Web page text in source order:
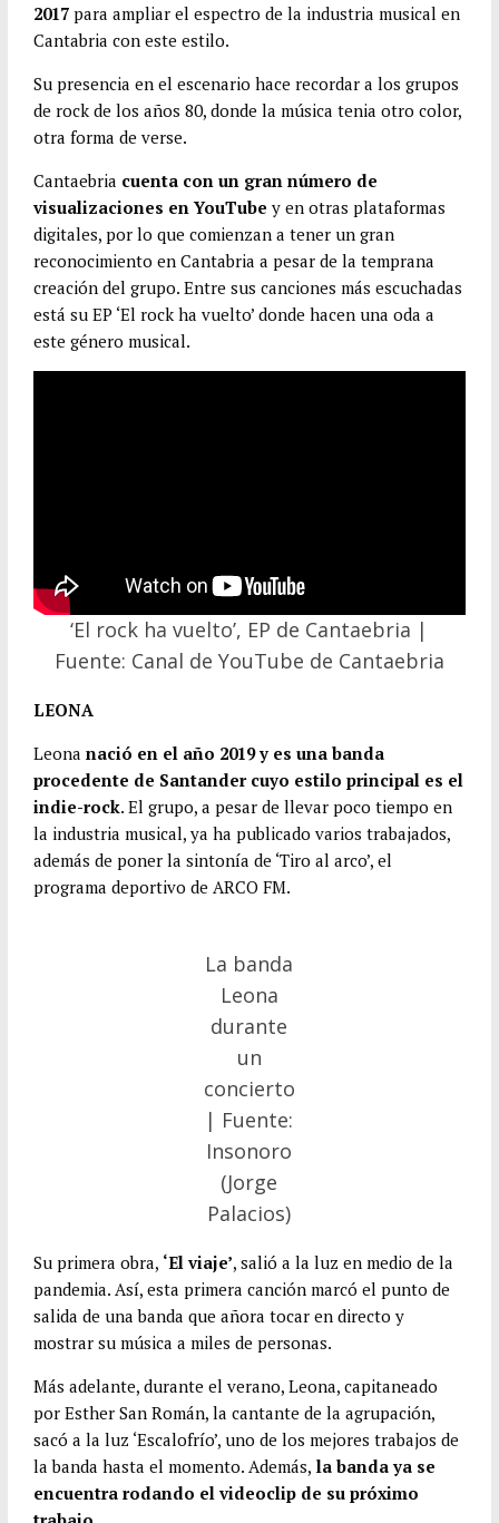
2017 para ampliar el espectro de la industria musical en
Cantabria con este estilo.
Su presencia en el escenario hace recordar a los grupos
de rock de los años 80, donde la música tenia otro color,
otra forma de verse.
Cantaebria cuenta con un gran número de
visualizaciones en YouTube y en otras plataformas
digitales, por lo que comienzan a tener un gran
reconocimiento en Cantabria a pesar de la temprana
creación del grupo. Entre sus canciones más escuchadas
está su EP ‘El rock ha vuelto’ donde hacen una oda a
este género musical.
‘El rock ha vuelto’, EP de Cantaebria |
Fuente: Canal de YouTube de Cantaebria
LEONA
Leona nació en el año 2019 y es una banda
procedente de Santander cuyo estilo principal es el
indie-rock. El grupo, a pesar de llevar poco tiempo en
la industria musical, ya ha publicado varios trabajados,
además de poner la sintonía de ‘Tiro al arco’, el
programa deportivo de ARCO FM.
La banda
Leona
durante
un
concierto
| Fuente:
Insonoro
(Jorge
Palacios)
Su primera obra, ‘El viaje’, salió a la luz en medio de la
pandemia. Así, esta primera canción marcó el punto de
salida de una banda que añora tocar en directo y
mostrar su música a miles de personas.
Más adelante, durante el verano, Leona, capitaneado
por Esther San Román, la cantante de la agrupación,
sacó a la luz ‘Escalofrío’, uno de los mejores trabajos de
la banda hasta el momento. Además, la banda ya se
encuentra rodando el videoclip de su próximo